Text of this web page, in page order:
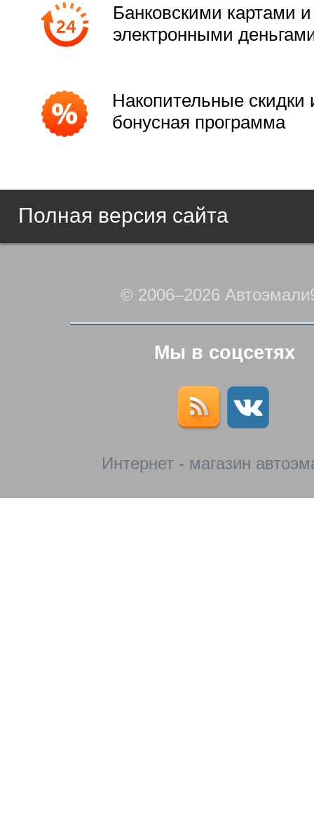
Банковскими картами и
электронными
Накопительные скидки
бонусная программа
Полная версия сайта
© 2006–2026
Мы в соцсетях
Интернет - магазин